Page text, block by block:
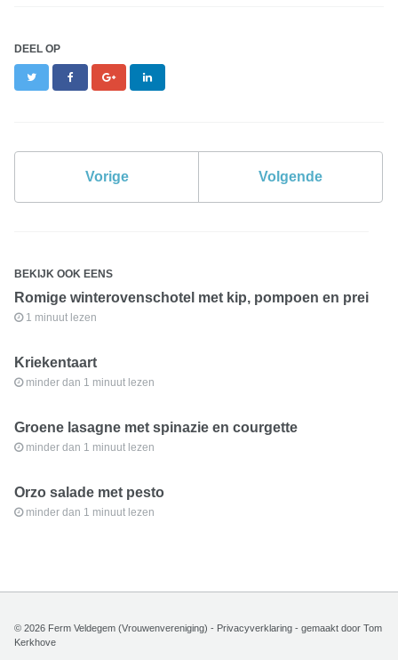
DEEL OP
Twitter FacebookGoogle+
Vorige Volgende
BEKIJK OOK EENS
Romige winterovenschotel met kip, pompoen en prei
1 minuut lezen
Kriekentaart
minder dan 1 minuut lezen
Groene lasagne met spinazie en courgette
minder dan 1 minuut lezen
Orzo salade met pesto
minder dan 1 minuut lezen
© 2026 Ferm Veldegem (Vrouwenvereniging) - Privacyverklaring - gemaakt door Tom
Kerkhove